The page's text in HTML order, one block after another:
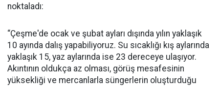
noktaladı:
“Çeşme'de ocak ve şubat ayları dışında yılın yaklaşık
10 ayında dalış yapabiliyoruz. Su sıcaklığı kış aylarında
yaklaşık 15, yaz aylarında ise 23 dereceye ulaşıyor.
Akıntının oldukça az olması, görüş mesafesinin
yüksekliği ve mercanlarla süngerlerin oluşturduğu